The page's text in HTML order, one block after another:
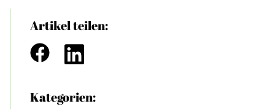
Expertenwissen
Artikel teilen:
Kategorien: